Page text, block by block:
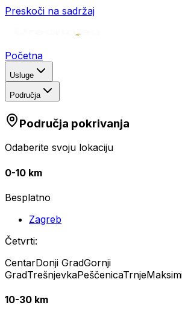
Preskoči na sadržaj
Početna
Usluge
Područja
Područja pokrivanja
Odaberite svoju lokaciju
0-10 km
Besplatno
Zagreb
Četvrti:
CentarDonji GradGornji
GradTrešnjevkaPeščenicaTrnje
10-30 km